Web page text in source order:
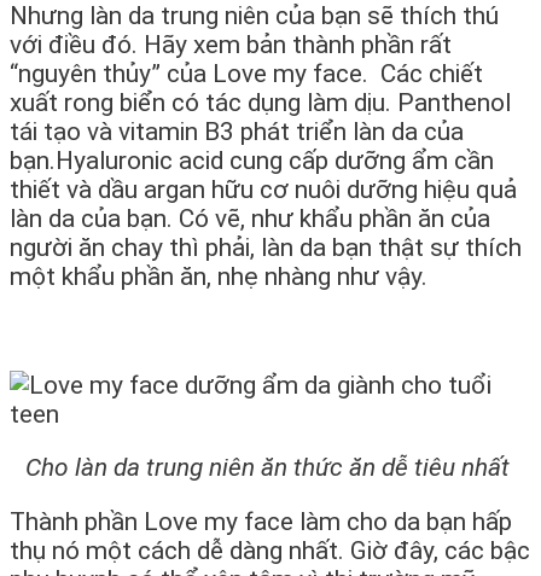
Nhưng làn da trung niên của bạn sẽ thích thú
với điều đó. Hãy xem bản thành phần rất
“nguyên thủy” của Love my face. Các chiết
xuất rong biển có tác dụng làm dịu. Panthenol
tái tạo và vitamin B3 phát triển làn da của
bạn.Hyaluronic acid cung cấp dưỡng ẩm cần
thiết và dầu argan hữu cơ nuôi dưỡng hiệu quả
làn da của bạn. Có vẽ, như khẩu phần ăn của
người ăn chay thì phải, làn da bạn thật sự thích
một khẩu phần ăn, nhẹ nhàng như vậy.
Cho làn da trung niên ăn thức ăn dễ tiêu nhất
Thành phần Love my face làm cho da bạn hấp
thụ nó một cách dễ dàng nhất. Giờ đây, các bậc